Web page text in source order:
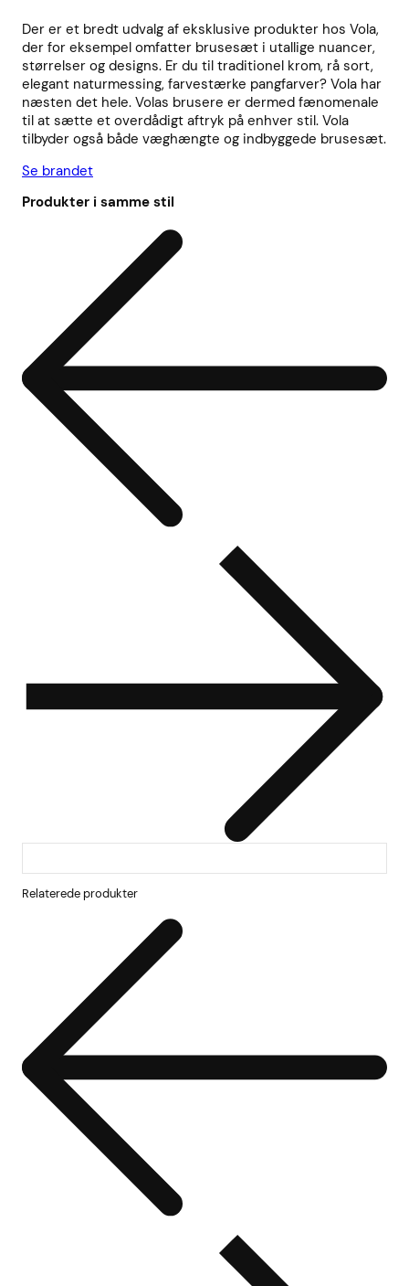
Der er et bredt udvalg af eksklusive produkter hos Vola,
der for eksempel omfatter brusesæt i utallige nuancer,
størrelser og designs. Er du til traditionel krom, rå sort,
elegant naturmessing, farvestærke pangfarver? Vola har
næsten det hele. Volas brusere er dermed fænomenale
til at sætte et overdådigt aftryk på enhver stil. Vola
tilbyder også både væghængte og indbyggede brusesæt.
Se brandet
Produkter i samme stil
Relaterede produkter